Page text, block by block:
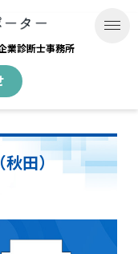
業診断士事務所
田）